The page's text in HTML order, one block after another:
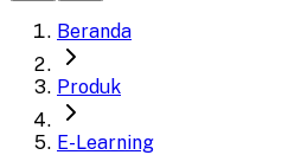
Beranda
Produk
E-Learning